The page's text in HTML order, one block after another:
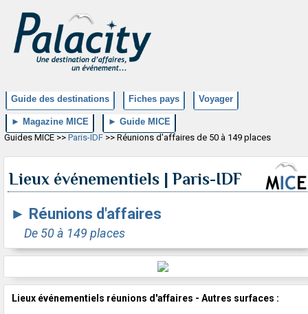
Guide des destinations Fiches pays Voyager
► Magazine MICE
► Guide MICE
Guides MICE >> Paris-IDF >> Réunions d'affaires de 50 à 149 places
Lieux événementiels | Paris-IDF
► Réunions d'affaires
De 50 à 149 places
Lieux événementiels réunions d'affaires - Autres surfaces :